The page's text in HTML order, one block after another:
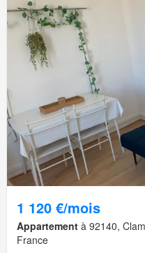
1 120 €/mois
Appartement à 92140,
France